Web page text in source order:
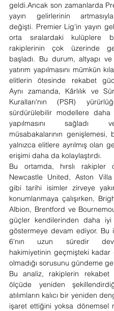
geldi.Ancak son zamanlarda
yayın gelirlerinin
değişti. Premier Lig'in yayın
orta sıralardaki kulüplere
rakiplerinin çok üzerinde
başladı. Bu durum, altyapı
yatırım yapılmasını mümkün
elitlerin ötesinde rekabet
Aynı zamanda, Kârlılık ve
Kuralları'nın (PSR)
sürdürülebilir modellere
yapılmasını sağladı
müsabakalarının genişlemesi,
yalnızca elitlere ayrılmış olan
erişimi daha da kolaylaştırdı.
Bu ortamda, hırslı rakipler
Newcastle United, Aston
gibi tarihi isimler zirveye
konumlanmaya çalışırken,
Albion, Brentford ve
güçler kendilerinden daha iyi
göstermeye devam ediyor. Bu
6'nın uzun süredir
hakimiyetinin geçmişteki kadar
olmadığı sorusunu gündeme
Bu analiz, rakiplerin rekabet
ölçüde yeniden
atılımların kalıcı bir yeniden
işaret ettiğini yoksa dönemsel